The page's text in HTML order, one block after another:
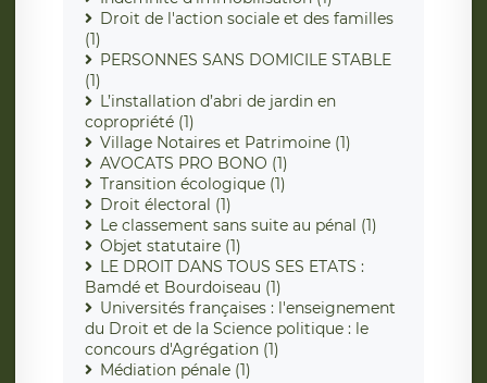
Droit de l'action sociale et des familles
(1)
PERSONNES SANS DOMICILE STABLE
(1)
L’installation d’abri de jardin en
copropriété (1)
Village Notaires et Patrimoine (1)
AVOCATS PRO BONO (1)
Transition écologique (1)
Droit électoral (1)
Le classement sans suite au pénal (1)
Objet statutaire (1)
LE DROIT DANS TOUS SES ETATS :
Bamdé et Bourdoiseau (1)
Universités françaises : l'enseignement
du Droit et de la Science politique : le
concours d'Agrégation (1)
Médiation pénale (1)